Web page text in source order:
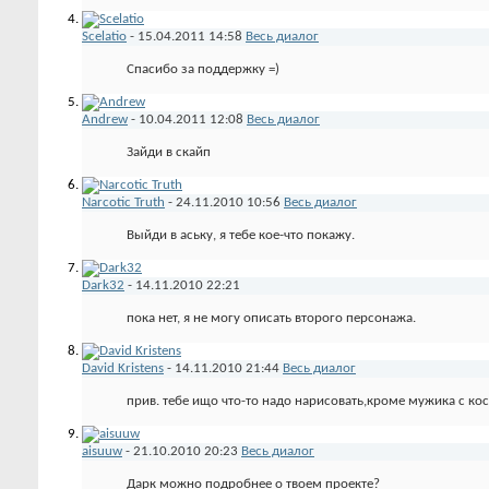
Scelatio - 15.04.2011 14:58 Весь диалог
Спасибо за поддержку =)
Andrew - 10.04.2011 12:08 Весь диалог
Зайди в скайп
Narcotic Truth - 24.11.2010 10:56 Весь диалог
Выйди в аську, я тебе кое-что покажу.
Dark32 - 14.11.2010 22:21
пока нет, я не могу описать второго персонажа.
David Kristens - 14.11.2010 21:44 Весь диалог
прив. тебе ищо что-то надо нарисовать,кроме мужика с
aisuuw - 21.10.2010 20:23 Весь диалог
Дарк можно подробнее о твоем проекте?